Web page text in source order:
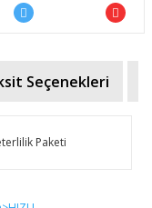
Seçenekleri
Paketi
ve